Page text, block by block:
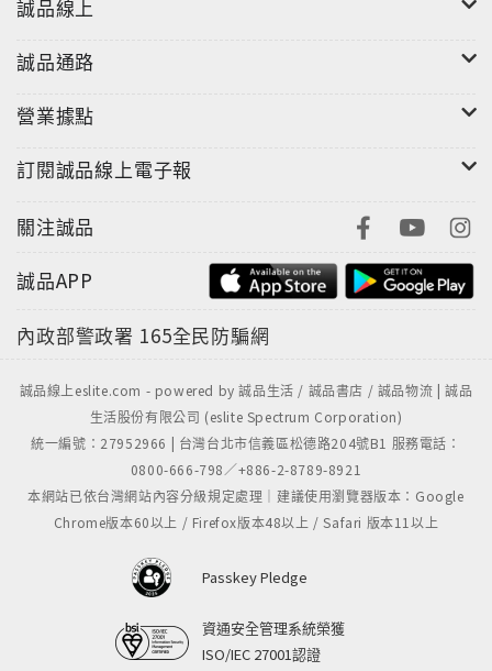
誠品線上
誠品通路
營業據點
訂閱誠品線上電子報
關注誠品
誠品APP
內政部警政署 165全民防騙網
誠品線上eslite.com - powered by 誠品生活 / 誠品書店 / 誠品物流 | 誠品
生活股份有限公司 (eslite Spectrum Corporation)
統一編號：27952966 | 台灣台北市信義區松德路204號B1 服務電話：
0800-666-798／+886-2-8789-8921
本網站已依台灣網站內容分級規定處理｜建議使用瀏覽器版本：Google
Chrome版本60以上 / Firefox版本48以上 / Safari 版本11以上
Passkey Pledge
資通安全管理系統榮獲
ISO/IEC 27001認證